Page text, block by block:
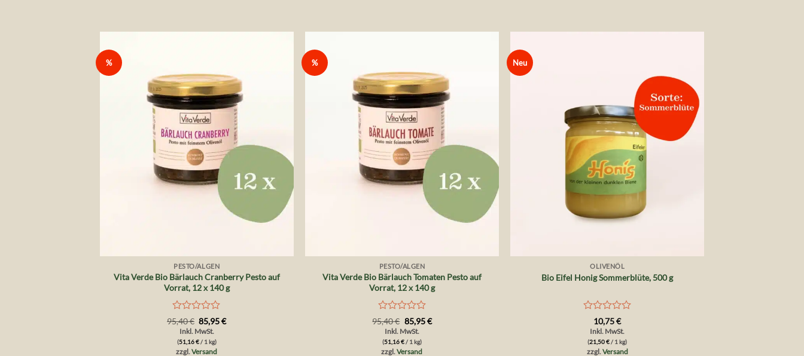
%
PESTO/ALGEN
Vita Verde Bio Bärlauch Cranberry Pesto auf
Vorrat, 12 x 140 g
Bewertet
mit
von
95,40€ Ursprünglicher
Preis
war:
95,40 €
85,95€Aktueller
Inkl. MwSt.
(51,16€/ 1 kg)
zzgl.Versand
%
PESTO/ALGEN
Vita Verde Bio Bärlauch Tomaten Pesto auf
Vorrat, 12 x 140 g
Bewertet
mit
von
95,40€ Ursprünglicher
Preis
war:
95,40 €
85,95€Aktueller
Inkl. MwSt.
(51,16€/ 1 kg)
zzgl.Versand
Neu
OLIVENÖL
Bio Eifel Honig Sommerblüte, 500 g
Bewertet
mit
von
10,75€
Inkl. MwSt.
(21,50€/ 1 kg)
zzgl. Versand